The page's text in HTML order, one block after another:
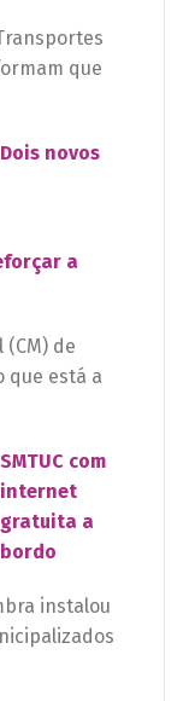
que
Dois novos
a
(CM) de
que está a
SMTUC com
internet
gratuita a
bordo
instalou